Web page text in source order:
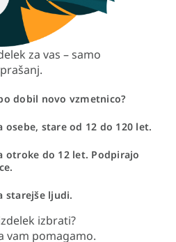
za vas – samo
dobil novo vzmetnico?
stare od 12 do 120 let.
otroke do 12 let. Podpirajo
starejše ljudi.
izbrati?
vam pomagamo.